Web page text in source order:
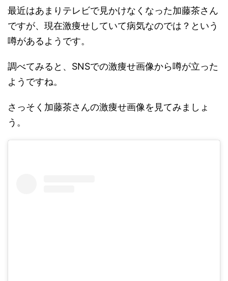
最近はあまりテレビで見かけなくなった加藤茶さん
ですが、現在激痩せしていて病気なのでは？という
噂があるようです。
調べてみると、SNSでの激痩せ画像から噂が立った
ようですね。
さっそく加藤茶さんの激痩せ画像を見てみましょ
う。